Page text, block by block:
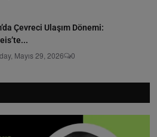
Çevreci Ulaşım Dönemi:
Mayıs 29, 2026 0